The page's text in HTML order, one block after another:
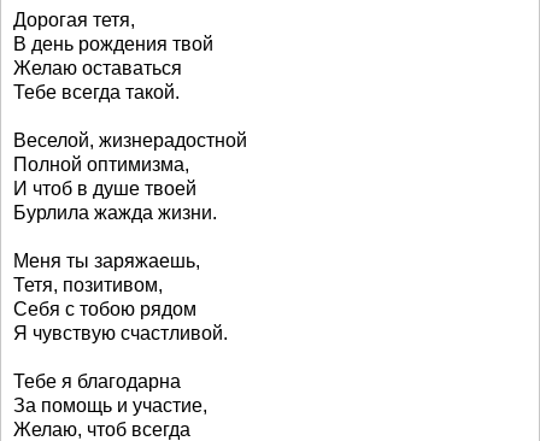
Дорогая тетя,
В день рождения твой
Желаю оставаться
Тебе всегда такой.
Веселой, жизнерадостной
Полной оптимизма,
И чтоб в душе твоей
Бурлила жажда жизни.
Меня ты заряжаешь,
Тетя, позитивом,
Себя с тобою рядом
Я чувствую счастливой.
Тебе я благодарна
За помощь и участие,
Желаю, чтоб всегда